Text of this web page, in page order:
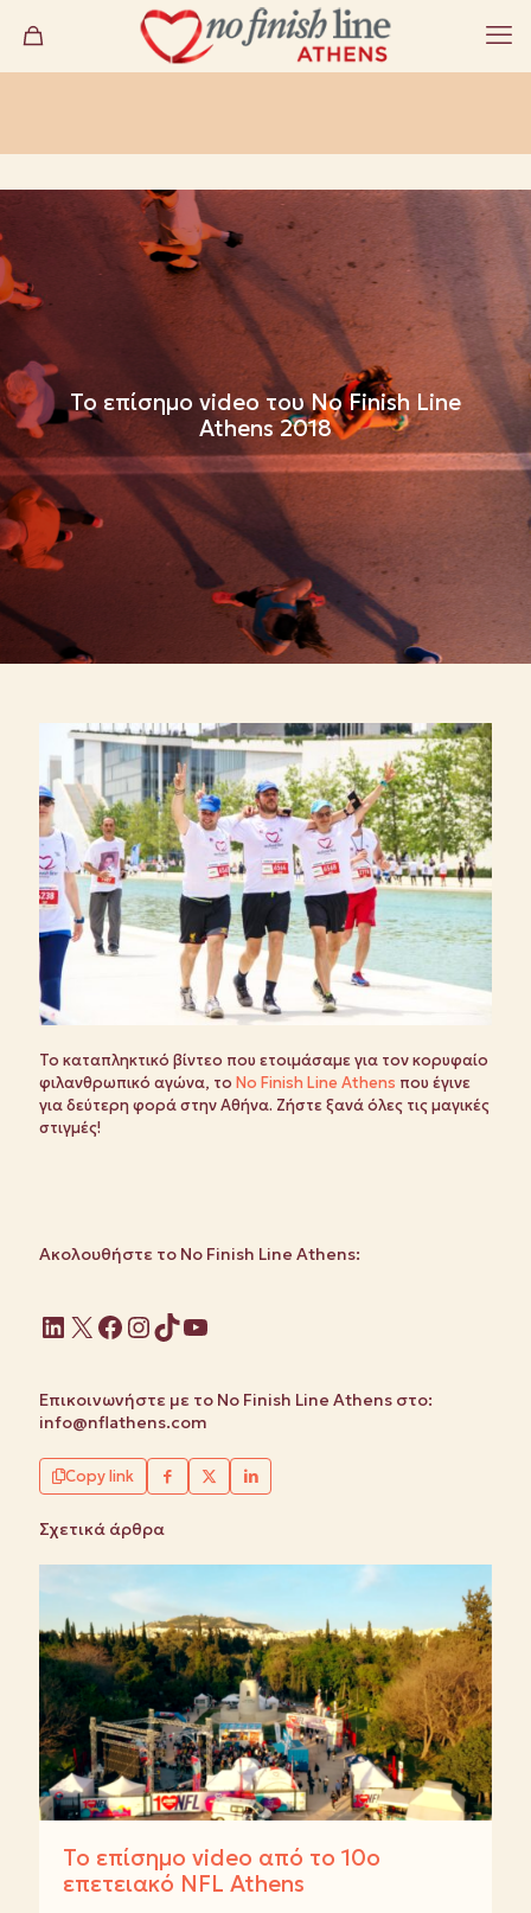
To επίσημο video του No Finish Line
Athens 2018
To καταπληκτικό βίντεο που ετοιμάσαμε για τον κορυφαίο
φιλανθρωπικό αγώνα, το No Finish Line Athens που έγινε
για δεύτερη φορά στην Αθήνα. Ζήστε ξανά όλες τις μαγικές
στιγμές!
Ακολουθήστε το No Finish Line Athens:
Linkedin
X Facebook
Instagram
TikTok
YouTube
Επικοινωνήστε με το No Finish Line Athens στο:
info@nflathens.com
Copy link
Σχετικά άρθρα
Το επίσημο video από το 10ο
επετειακό NFL Athens